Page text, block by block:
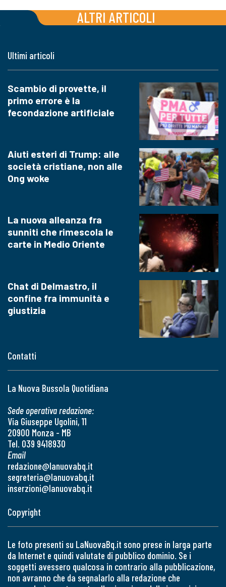
ALTRI ARTICOLI
Contatti
La Nuova Bussola Quotidiana
Sede operativa redazione:
Via Giuseppe Ugolini, 11
20900 Monza - MB
Tel. 039 9418930
Email
redazione@lanuovabq.it
segreteria@lanuovabq.it
inserzioni@lanuovabq.it
Ultimi articoli
Scambio di provette, il
primo errore è la
fecondazione artificiale
Aiuti esteri di Trump: alle
società cristiane, non alle
Ong woke
La nuova alleanza fra
sunniti che rimescola le
carte in Medio Oriente
Chat di Delmastro, il
confine fra immunità e
giustizia
Copyright
Le foto presenti su LaNuovaBq.it sono prese in larga parte
da Internet e quindi valutate di pubblico dominio. Se i
soggetti avessero qualcosa in contrario alla pubblicazione,
non avranno che da segnalarlo alla redazione che